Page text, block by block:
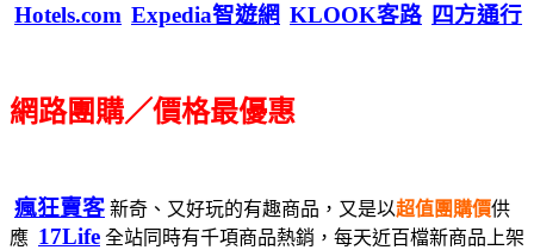
Hotels.com Expedia智遊網 KLOOK客路 四方通行
網路團購／價格最優惠
瘋狂賣客 新奇、又好玩的有趣商品，又是以超值團購價供
應 17Life 全站同時有千項商品熱銷，每天近百檔新商品上架